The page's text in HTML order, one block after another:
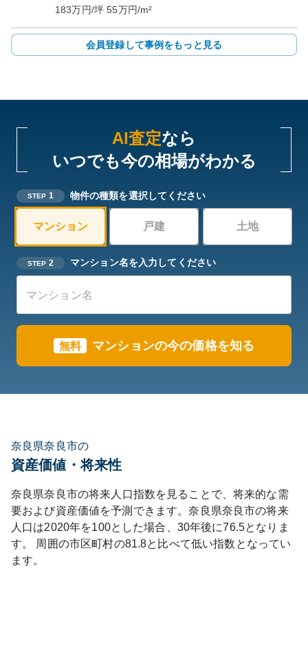
183万円/坪 55万円/m²
会員登録して事例をもっと見る
AI査定なら
いつでも今の相場がわかる
STEP 1 物件の種類を選択してください
マンション 戸建 土地
STEP 2 マンション名を入力してください
無料 マンションの今の価格を知る
奈良県奈良市の
資産価値・将来性
奈良県奈良市の将来人口指数を見ることで、将来的な需
要および資産価値を予測できます。奈良県奈良市の将来
人口は2020年を100とした場合、30年後に76.5となりま
す。
周囲の市区町村の81.8と比べて低い指数となってい
ます。